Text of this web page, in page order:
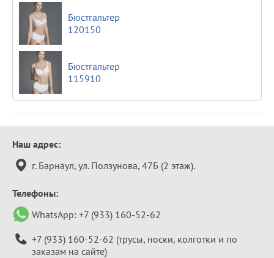
Бюстгальтер
120150
Бюстгальтер
115910
Контактная
информация
Наш адрес:
г. Барнаул, ул. Ползунова, 47Б (2 этаж).
Телефоны:
WhatsApp: +7 (933) 160-52-62
+7 (933) 160-52-62 (трусы, носки, колготки и по
заказам на сайте)